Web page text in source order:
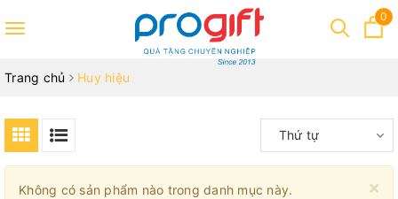
Toggle
0
Trang chủ Huy hiệu
Thứ tự
×
Không có sản phẩm nào trong danh mục này.